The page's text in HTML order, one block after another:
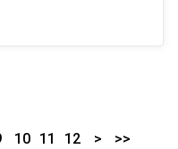
10 11 12 > >>